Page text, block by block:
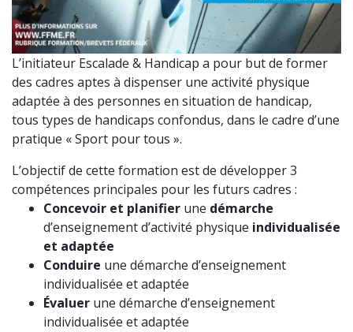
L’initiateur Escalade & Handicap a pour but de former
des cadres aptes à dispenser une activité physique
adaptée à des personnes en situation de handicap,
tous types de handicaps confondus, dans le cadre d’une
pratique « Sport pour tous ».
L’objectif de cette formation est de développer 3
compétences principales pour les futurs cadres :
Concevoir et planifier une démarche
d’enseignement d’activité physique individualisée
et adaptée
Conduire une démarche d’enseignement
individualisée et adaptée
Évaluer une démarche d’enseignement
individualisée et adaptée